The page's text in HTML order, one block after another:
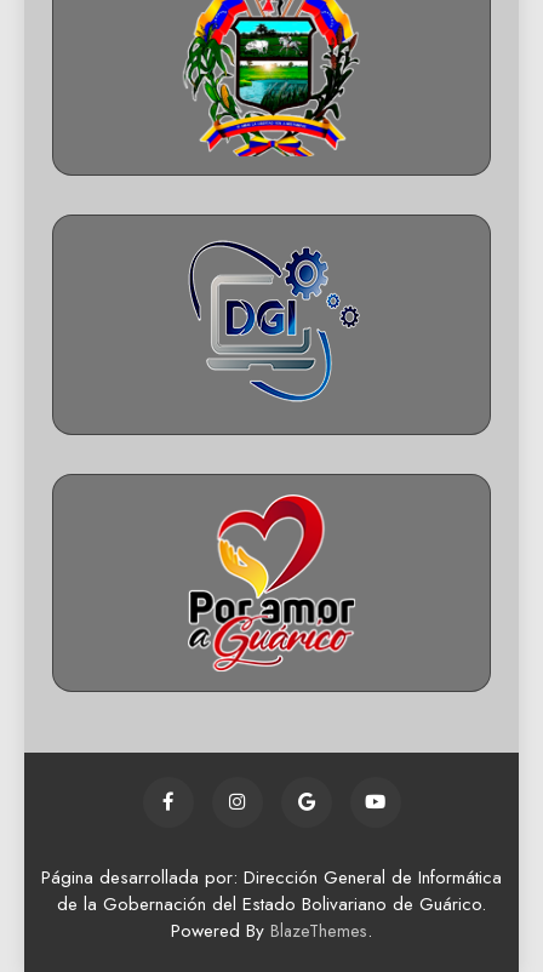
Página desarrollada por: Dirección General de Informática
de la Gobernación del Estado Bolivariano de Guárico.
Powered By BlazeThemes.